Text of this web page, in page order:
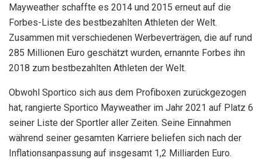
Mayweather schaffte es 2014 und 2015 erneut auf die
Forbes-Liste des bestbezahlten Athleten der Welt.
Zusammen mit verschiedenen Werbeverträgen, die auf rund
285 Millionen Euro geschätzt wurden, ernannte Forbes ihn
2018 zum bestbezahlten Athleten der Welt.
Obwohl Sportico sich aus dem Profiboxen zurückgezogen
hat, rangierte Sportico Mayweather im Jahr 2021 auf Platz 6
seiner Liste der Sportler aller Zeiten. Seine Einnahmen
während seiner gesamten Karriere beliefen sich nach der
Inflationsanpassung auf insgesamt 1,2 Milliarden Euro.